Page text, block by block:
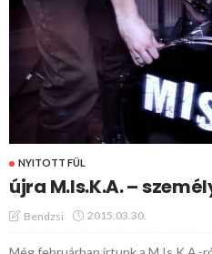
NYITOTT FÜL
újra M.Is.K.A. –
Bendzsi 2015.03.30.